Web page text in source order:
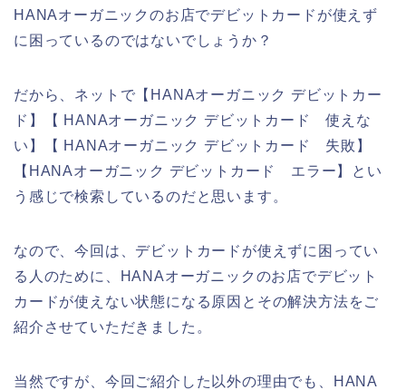
HANAオーガニックのお店でデビットカードが使えず
に困っているのではないでしょうか？
だから、ネットで【HANAオーガニック デビットカー
ド】【 HANAオーガニック デビットカード 使えな
い】【 HANAオーガニック デビットカード 失敗】
【HANAオーガニック デビットカード エラー】とい
う感じで検索しているのだと思います。
なので、今回は、デビットカードが使えずに困ってい
る人のために、HANAオーガニックのお店でデビット
カードが使えない状態になる原因とその解決方法をご
紹介させていただきました。
当然ですが、今回ご紹介した以外の理由でも、HANA